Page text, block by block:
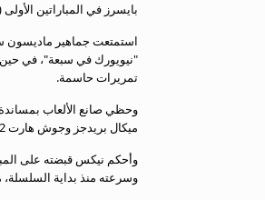
بايسرز في المباراتين الأولى (135-138 بعد التمديد) والثانية 109-114 ضمن هذه
استمتعت جماهير ماديسون
تمريرات حاسمة.
ميكال بريدجز وجوش هارت 12 نقطة لكل منهما وأنونوبي 11.
وأحكم نيكس قبضته على
وسرعته منذ بداية السلسلة، متذبذباً